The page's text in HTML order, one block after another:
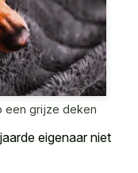
een grijze deken
eigenaar niet